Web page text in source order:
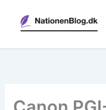
indholdet